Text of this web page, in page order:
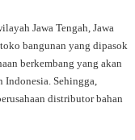
Jawa Tengah, Jawa
bangunan yang dipasok
berkembang yang akan
Indonesia. Sehingga,
distributor bahan